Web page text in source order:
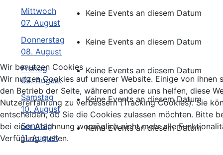
Mittwoch
07. August
Keine Events an diesem Datum
Donnerstag
08. August
Keine Events an diesem Datum
Freitag
09. August
Keine Events an diesem Datum
Samstag
10. August
Keine Events an diesem Datum
Sonntag
11. August
Keine Events an diesem Datum
Wir benutzen Cookies
Wir nutzen Cookies auf unserer Website. Einige von ihnen
den Betrieb der Seite, während andere uns helfen, diese
Nutzererfahrung zu verbessern (Tracking Cookies). Sie
entscheiden, ob Sie die Cookies zulassen möchten. Bitte
bei einer Ablehnung womöglich nicht mehr alle
Verfügung stehen.